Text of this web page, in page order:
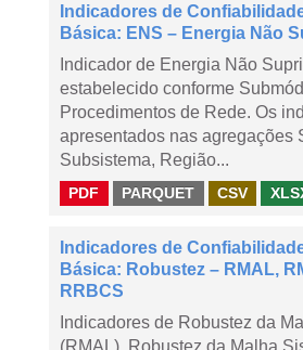
Indicadores de
Básica: ENS – Energia Não
Indicador de Energia Não
estabelecido conforme
Procedimentos de Rede. Os
apresentados nas agregações
Subsistema, Região...
PDF PARQUET CSV
Indicadores de
Básica: Robustez – RMAL,
RRBCS
Indicadores de Robustez da
(RMAL), Robustez da Malha